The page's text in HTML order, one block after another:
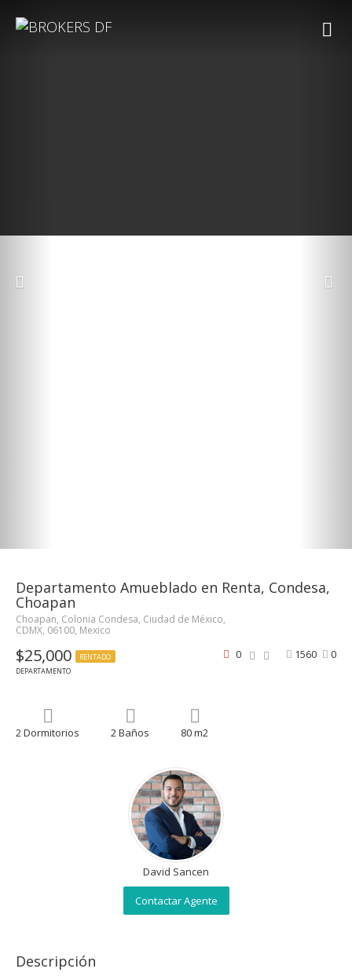
Departamento Amueblado en Renta, Condesa,
Choapan
Choapan, Colonia Condesa, Ciudad de México,
CDMX, 06100, Mexico
$25,000
RENTADO
DEPARTAMENTO
1560 0
0
2 Dormitorios 2 Baños 80 m2
David Sancen
Contactar Agente
Descripción